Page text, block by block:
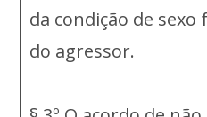
da condição de
do agressor.